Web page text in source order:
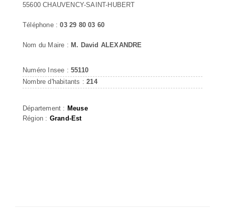
55600 CHAUVENCY-SAINT-HUBERT
Téléphone :03 29 80 03 60
Nom du Maire : M. David ALEXANDRE
Numéro Insee : 55110
Nombre d'habitants :214
Département : Meuse
Région : Grand-Est